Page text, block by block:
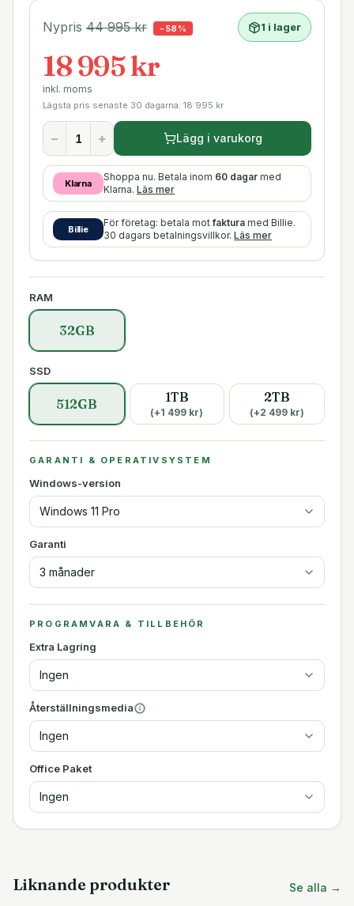
Nypris 44 995kr - 58 % 1 i lager
18 995 kr
inkl. moms
Lägsta pris senaste 30 dagarna: 18 995 kr
− + Lägg i varukorg
Klarna
Shoppa nu. Betala inom 60 dagar med
Klarna. Läs mer
Billie
För företag: betala motfaktura med Billie.
30 dagars betalningsvillkor. Läs mer
RAM
32GB
SSD
512GB 1TB
(+1 499 kr)
2TB
(+2 499 kr)
GARANTI & OPERATIVSYSTEM
Windows-version
Windows 11 Pro
Garanti
3 månader
PROGRAMVARA & TILLBEHÖR
Extra Lagring
Ingen
Återställningsmedia
Ingen
Office Paket
Ingen
Liknande produkter Se alla →